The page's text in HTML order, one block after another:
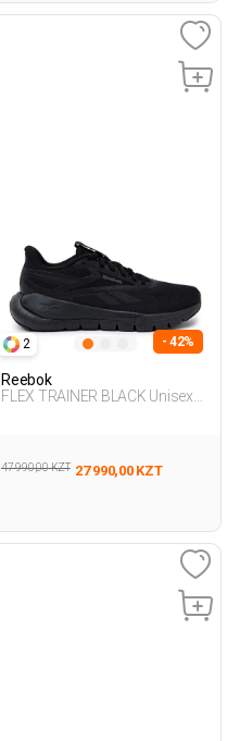
2 - 42%
Reebok
FLEX TRAINER BLACK Unisex
47 990,00 KZT 27 990,00 KZT